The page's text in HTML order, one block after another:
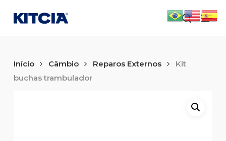
main
search
Início Câmbio Reparos Externos
Kit
buchas trambulador